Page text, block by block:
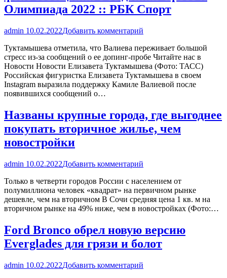
Олимпиада 2022 :: РБК Спорт
admin 10.02.2022Добавить комментарий
Туктамышева отметила, что Валиева переживает большой
стресс из-за сообщений о ее допинг-пробе Читайте нас в
Новости Новости Елизавета Туктамышева (Фото: ТАСС)
Российская фигуристка Елизавета Туктамышева в своем
Instagram выразила поддержку Камиле Валиевой после
появившихся сообщений о…
Названы крупные города, где выгоднее
покупать вторичное жилье, чем
новостройки
admin 10.02.2022Добавить комментарий
Только в четверти городов России с населением от
полумиллиона человек «квадрат» на первичном рынке
дешевле, чем на вторичном В Сочи средняя цена 1 кв. м на
вторичном рынке на 49% ниже, чем в новостройках (Фото:…
Ford Bronco обрел новую версию
Everglades для грязи и болот
admin 10.02.2022Добавить комментарий